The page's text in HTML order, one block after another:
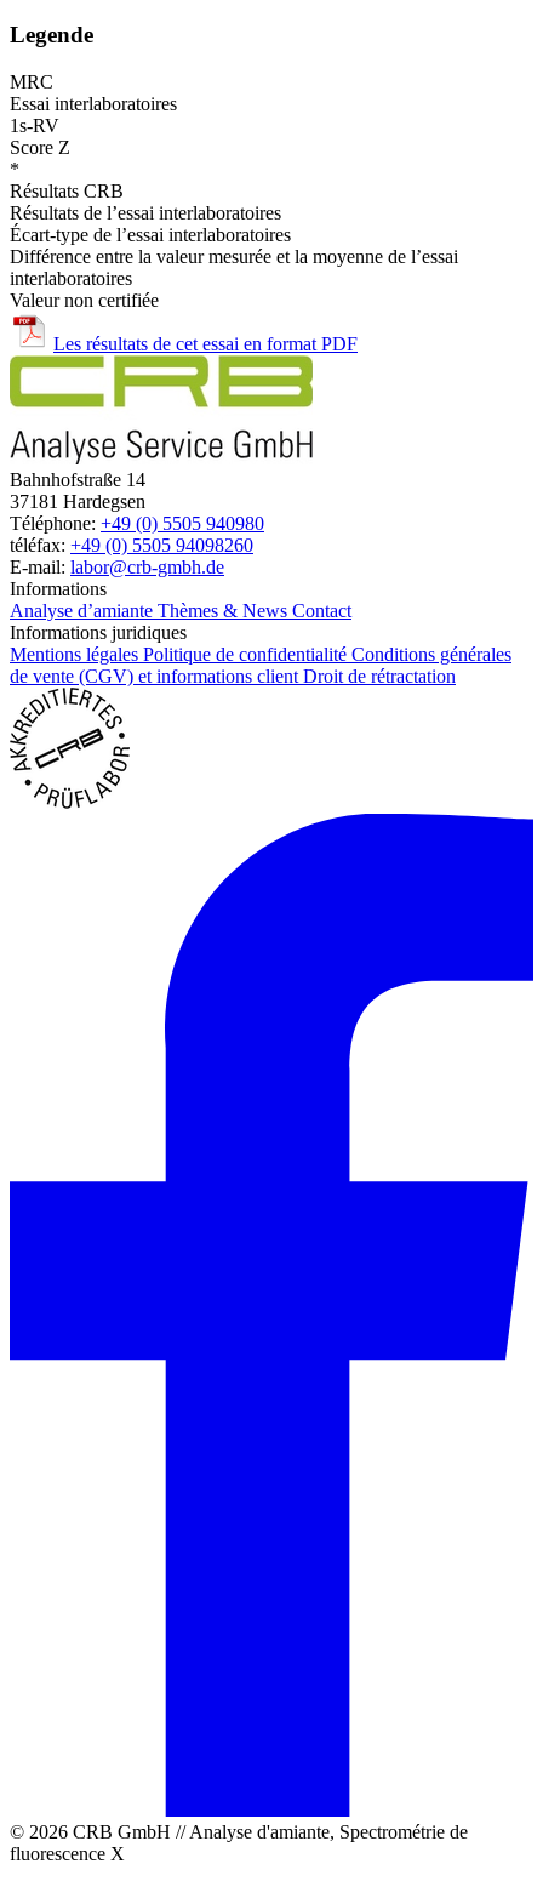
Legende
MRC
Essai interlaboratoires
1s-RV
Score Z
*
Résultats CRB
Résultats de l’essai interlaboratoires
Écart-type de l’essai interlaboratoires
Différence entre la valeur mesurée et la moyenne de l’essai
interlaboratoires
Valeur non certifiée
Les résultats de cet essai en format PDF
Bahnhofstraße 14
37181 Hardegsen
Téléphone: +49 (0) 5505 940980
téléfax: +49 (0) 5505 94098260
E-mail: labor@crb-gmbh.de
Informations
Analyse d’amiante Thèmes & News Contact
Informations juridiques
Mentions légales Politique de confidentialité Conditions générales
de vente (CGV) et informations client Droit de rétractation
© 2026 CRB GmbH // Analyse d'amiante, Spectrométrie de
fluorescence X